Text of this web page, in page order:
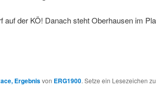
auf der KÖ! Danach steht Oberhausen im
Ergebnisvon ERG1900. Setze ein Lesezeichen